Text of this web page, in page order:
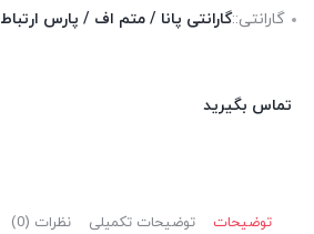
گارانتی::گارانتی پانا / متم اف / پارس ارتباط
تماس بگیرید
توضیحات توضیحات تکمیلی نظرات (0)